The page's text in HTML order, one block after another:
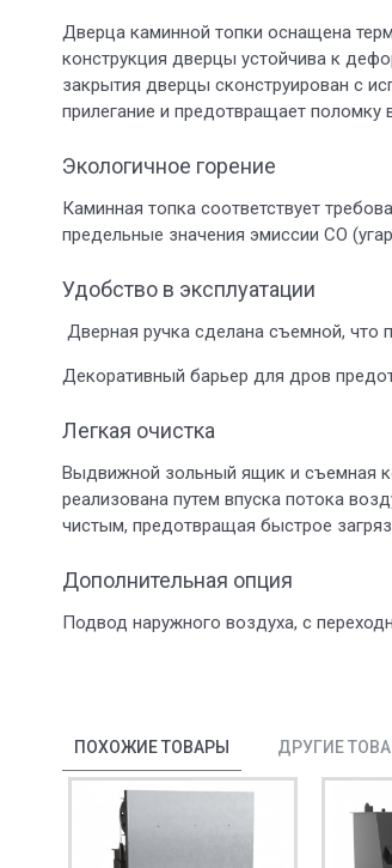
Дверца каминной топки оснащена
конструкция дверцы устойчива к
закрытия дверцы сконструирован с
прилегание и предотвращает поломку
Экологичное горение
Каминная топка соответствует
предельные значения эмиссии СО
Удобство в эксплуатации
Дверная ручка сделана съемной, что
Декоративный барьер для дров
Легкая очистка
Выдвижной зольный ящик и съемная
реализована путем впуска потока
чистым, предотвращая быстрое
Дополнительная опция
Подвод наружного воздуха, с
ПОХОЖИЕ ТОВАРЫ ДРУГИЕ